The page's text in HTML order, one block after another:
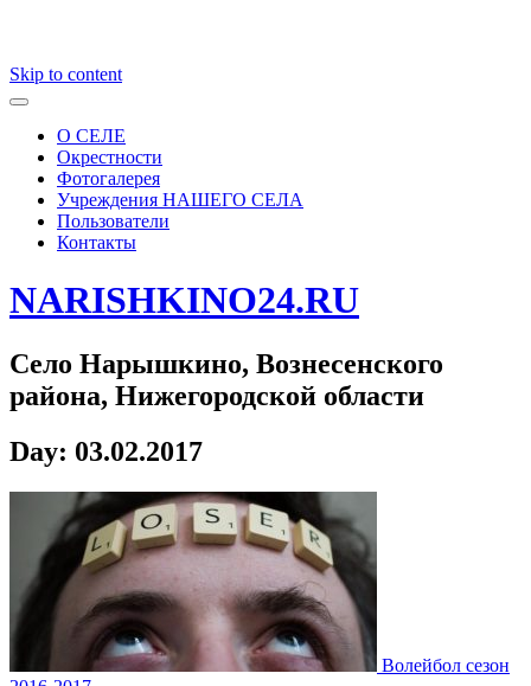
Skip to content
О СЕЛЕ
Окрестности
Фотогалерея
Учреждения НАШЕГО СЕЛА
Пользователи
Контакты
NARISHKINO24.RU
Село Нарышкино, Вознесенского
района, Нижегородской области
Day: 03.02.2017
Волейбол сезон